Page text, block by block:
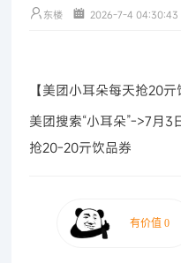
东楼 2026-7-4 04:30:43
【美团小耳朵每天抢20亓
美团搜索“小耳朵”->7月3
抢20-20亓饮品券